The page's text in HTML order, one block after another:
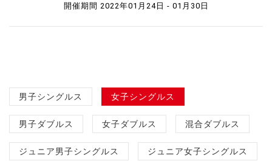
開催期間 2022年01月24日 - 01月30日
男子シングルス 女子シングルス
男子ダブルス 女子ダブルス 混合ダブルス
ジュニア男子シングルス ジュニア女子シングルス